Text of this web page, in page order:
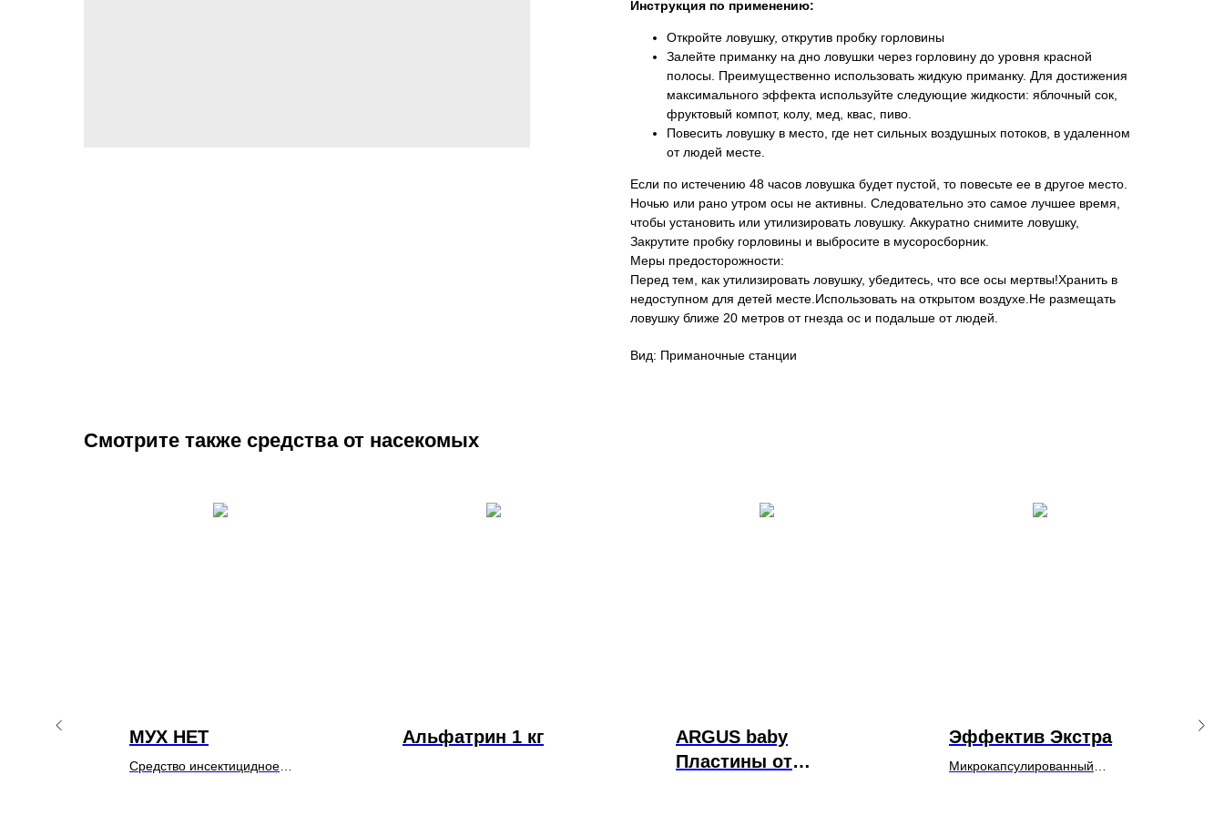
Инструкция по применению:
Откройте ловушку, открутив пробку горловины
Залейте приманку на дно ловушки через горловину до уровня красной
полосы. Преимущественно использовать жидкую приманку. Для достижения
максимального эффекта используйте следующие жидкости: яблочный сок,
фруктовый компот, колу, мед, квас, пиво.
Повесить ловушку в место, где нет сильных воздушных потоков, в удаленном
от людей месте.
Если по истечению 48 часов ловушка будет пустой, то повесьте ее в другое место.
Ночью или рано утром осы не активны. Следовательно это самое лучшее время,
чтобы установить или утилизировать ловушку. Аккуратно снимите ловушку,
Закрутите пробку горловины и выбросите в мусоросборник.
Меры предосторожности:
Перед тем, как утилизировать ловушку, убедитесь, что все осы мертвы!Хранить в
недоступном для детей месте.Использовать на открытом воздухе.Не размещать
ловушку ближе 20 метров от гнезда ос и подальше от людей.
Вид: Приманочные станции
Смотрите также средства от насекомых
МУХ НЕТ
Средство инсектицидное
Альфатрин 1 кг
ARGUS baby
Пластины от
Эффектив Экстра
Микрокапсулированный